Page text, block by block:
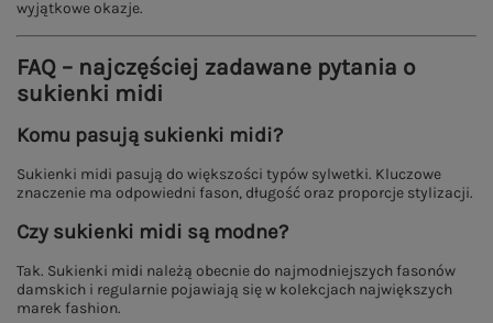
wyjątkowe okazje.
FAQ – najczęściej zadawane pytania o
sukienki midi
Komu pasują sukienki midi?
Sukienki midi pasują do większości typów sylwetki. Kluczowe
znaczenie ma odpowiedni fason, długość oraz proporcje stylizacji.
Czy sukienki midi są modne?
Tak. Sukienki midi należą obecnie do najmodniejszych fasonów
damskich i regularnie pojawiają się w kolekcjach największych
marek fashion.